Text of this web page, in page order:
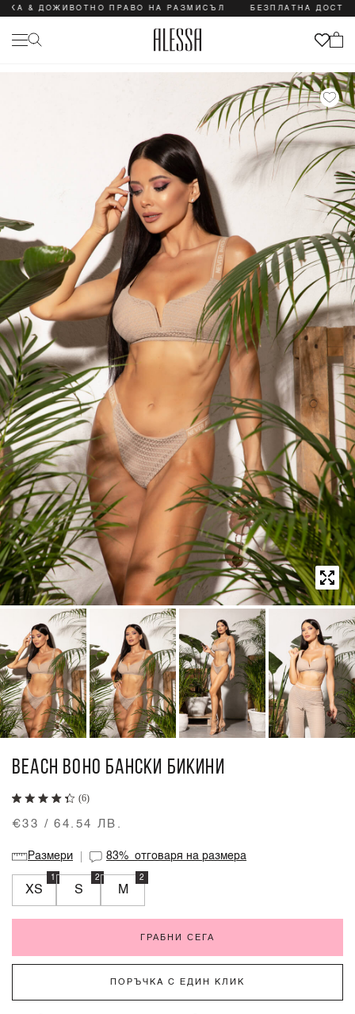
ДОЖИВОТНО ПРАВО НА РАЗМИСЪЛ БЕЗПЛАТНА ДОСТАВКА &
BEACH BOHO БАНСКИ БИКИНИ
(6)
€33 / 64.54 ЛВ.
Размери 83%отговаря на размера
XS
1
S
2
M
2
ГРАБНИ СЕГА
ПОРЪЧКА С ЕДИН КЛИК